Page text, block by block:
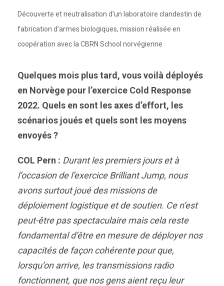
Découverte et neutralisation d’un laboratoire clandestin de
fabrication d’armes biologiques, mission réalisée en
coopération avec la CBRN School norvégienne
Quelques mois plus tard, vous voilà déployés
en Norvège pour l’exercice Cold Response
2022. Quels en sont les axes d’effort, les
scénarios joués et quels sont les moyens
envoyés ?
COL Pern : Durant les premiers jours et à
l’occasion de l’exercice Brilliant Jump, nous
avons surtout joué des missions de
déploiement logistique et de soutien. Ce n’est
peut-être pas spectaculaire mais cela reste
fondamental d’être en mesure de déployer nos
capacités de façon cohérente pour que,
lorsqu’on arrive, les transmissions radio
fonctionnent, que nos gens aient reçu leur